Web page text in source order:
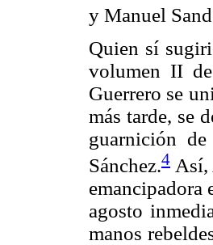
y Manuel
Quien sí
volumen II
Guerrero se
más tarde, se
guarnición
Sánchez.4 Así,
emancipadora
agosto
manos